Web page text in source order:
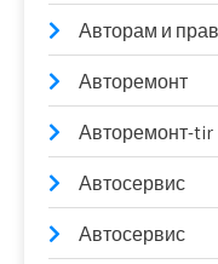
Авторам и
Авторемонт
Авторемонт-tir
Автосервис
Автосервис